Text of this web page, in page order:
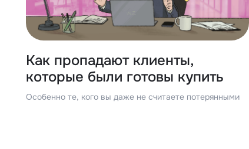
Как пропадают клиенты,
которые были готовы купить
Особенно те, кого вы даже не считаете потерянными